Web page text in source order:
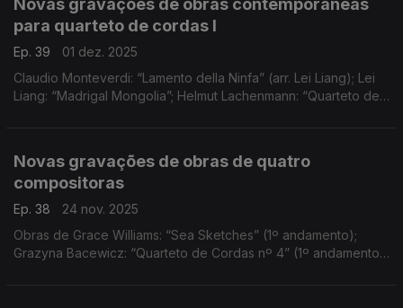
Novas gravações de obras contemporâneas
para quarteto de cordas I
Ep. 39
01 dez. 2025
Claudio Monteverdi: “Lamento della Ninfa” (arr. Lei Liang); Lei
Liang: “Madrigal Mongolia”; Helmut Lachenmann: “Quarteto de
Novas gravações de obras de quatro
compositoras
Ep. 38
24 nov. 2025
Obras de Grace Williams: “Sea Sketches” (1º andamento);
Grazyna Bacewicz: “Quarteto de Cordas nº 4” (1º andamento);